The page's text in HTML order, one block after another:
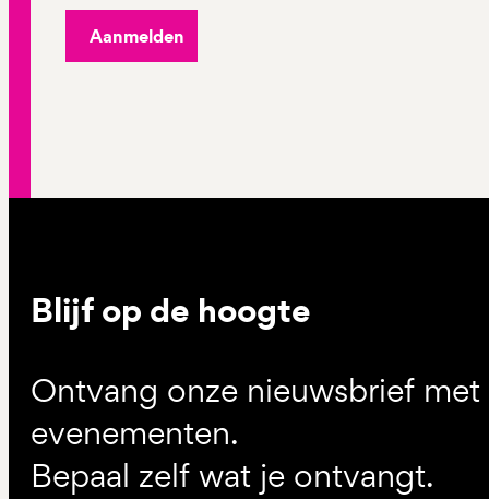
Aanmelden
Blijf op de hoogte
Ontvang onze nieuwsbrief
evenementen.
Bepaal zelf wat je ontvangt.